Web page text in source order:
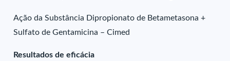
Ação da Substância Dipropionato de Betametasona +
Sulfato de Gentamicina – Cimed
Resultados de eficácia